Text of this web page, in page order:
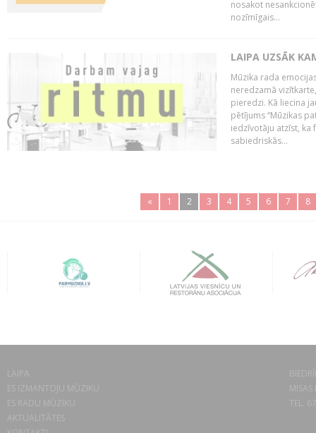
nosakot
nozīmīgais...
LAIPA UZSĀK
Mūzika rada
neredzamā
pieredzi. Kā liecina
pētījums “Mūzikas
iedzīvotāju atzīst, ka
sabiedriskās...
« 1 2 3 4 5 6 7 8
LAIPA
ES IZMANTOJU MŪZIKU
ES RADU MŪZIKU
AKTUALITĀTES
TEL.